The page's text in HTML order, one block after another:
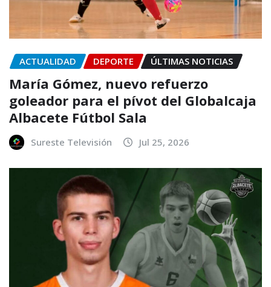
ACTUALIDAD DEPORTE ÚLTIMAS NOTICIAS
María Gómez, nuevo refuerzo
goleador para el pívot del Globalcaja
Albacete Fútbol Sala
Sureste Televisión Jul 25, 2026